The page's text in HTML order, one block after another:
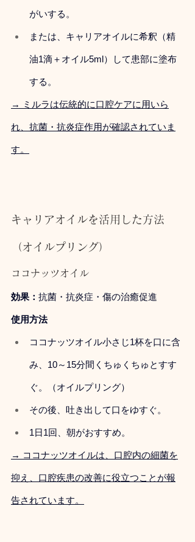
がいする。
または、キャリアオイルに希釈（精
油1滴＋オイル5ml）して患部に塗布
する。
→ ミルラは伝統的に口腔ケアに用いら
れ、抗菌・抗炎症作用が確認されていま
す。
キャリアオイルを活用した方法
（オイルプリング）
ココナッツオイル
効果： 抗菌・抗炎症・傷の治癒促進
使用方法
ココナッツオイル小さじ1杯を口に含
み、10～15分間くちゅくちゅとすす
ぐ。（オイルプリング）
その後、吐き出して口をゆすぐ。
1日1回、朝がおすすめ。
→ ココナッツオイルは、口腔内の細菌を
抑え、口腔疾患の改善に役立つことが報
告されています。